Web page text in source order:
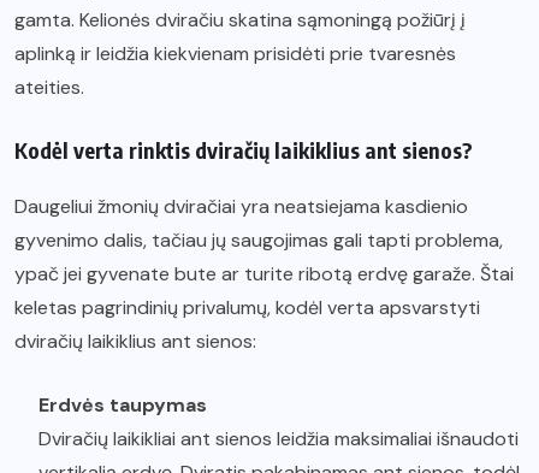
gamta. Kelionės dviračiu skatina sąmoningą požiūrį į
aplinką ir leidžia kiekvienam prisidėti prie tvaresnės
ateities.
Kodėl verta rinktis dviračių laikiklius ant sienos?
Daugeliui žmonių dviračiai yra neatsiejama kasdienio
gyvenimo dalis, tačiau jų saugojimas gali tapti problema,
ypač jei gyvenate bute ar turite ribotą erdvę garaže. Štai
keletas pagrindinių privalumų, kodėl verta apsvarstyti
dviračių laikiklius ant sienos:
Erdvės taupymas
Dviračių laikikliai ant sienos leidžia maksimaliai išnaudoti